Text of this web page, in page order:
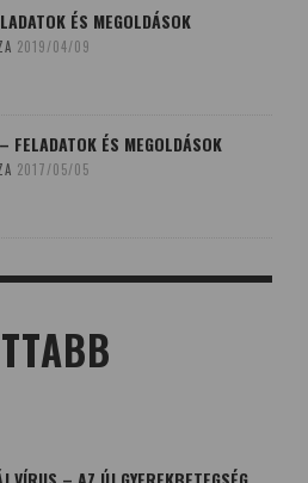
ÉS MEGOLDÁSOK
2019/04/09
FELADATOK ÉS MEGOLDÁSOK
2017/05/05